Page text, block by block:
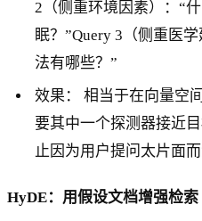
2（侧重环境因素）：“
眠？”Query 3（侧重医
法有哪些？”
效果： 相当于在向量空
要其中一个探测器接近
止因为用户提问太片面而
HyDE：用假设文档增强检索